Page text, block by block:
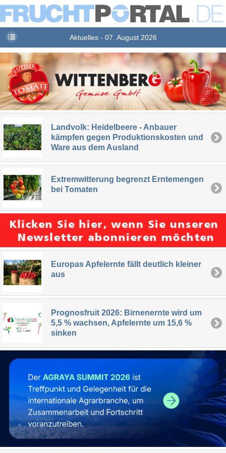
Aktuelles - 07. August 2026
Landvolk: Heidelbeere - Anbauer
kämpfen gegen Produktionskosten und
Ware aus dem Ausland
Extremwitterung begrenzt Erntemengen
bei Tomaten
Europas Apfelernte fällt deutlich kleiner
aus
Prognosfruit 2026: Birnenernte wird um
5,5 % wachsen, Apfelernte um 15,6 %
sinken